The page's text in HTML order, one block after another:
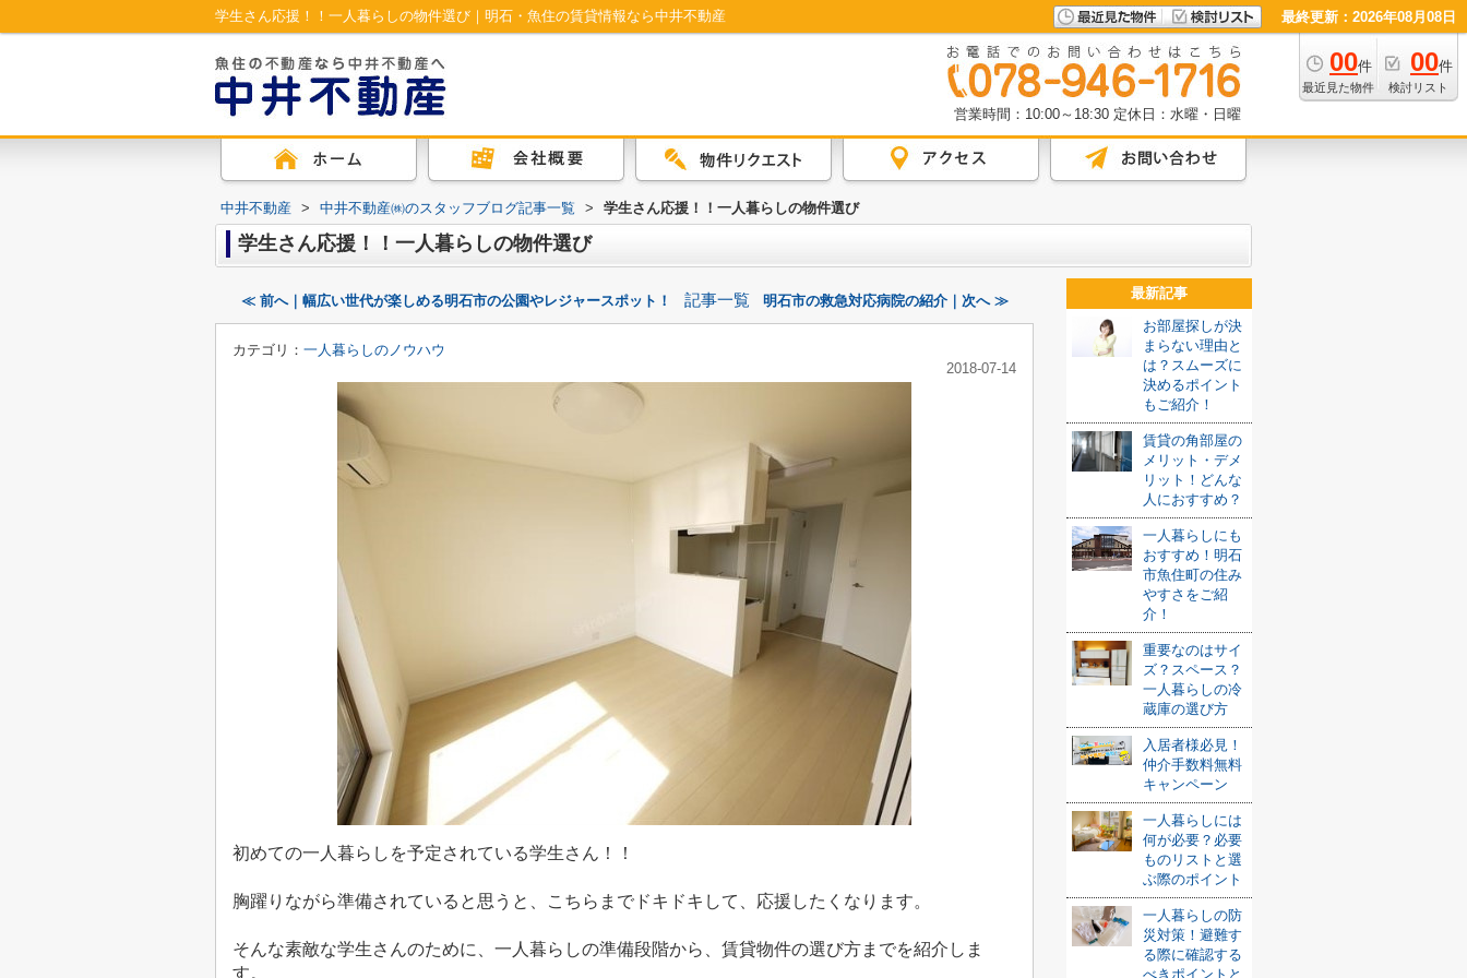
学生さん応援！！一人暮らしの物件選び｜明石・魚住の賃貸情報なら中井不動産 最終更新：2026年08月08日
00件
最近見た物件
00件
検討リスト
営業時間：10:00～18:30 定休日：水曜・日曜
中井不動産 > 中井不動産㈱のスタッフブログ記事一覧 > 学生さん応援！！一人暮らしの物件選び
学生さん応援！！一人暮らしの物件選び
≪ 前へ｜幅広い世代が楽しめる明石市の公園やレジャースポット！ 記事一覧 明石市の救急対応病院の紹介｜次へ ≫
カテゴリ： 一人暮らしのノウハウ
2018-07-14
初めての一人暮らしを予定されている学生さん！！
胸躍りながら準備されていると思うと、こちらまでドキドキして、応援したくなります。
そんな素敵な学生さんのために、一人暮らしの準備段階から、賃貸物件の選び方までを紹介しま
す。
最新記事
お部屋探しが決
まらない理由と
は？スムーズに
決めるポイント
もご紹介！
賃貸の角部屋の
メリット・デメ
リット！どんな
人におすすめ？
一人暮らしにも
おすすめ！明石
市魚住町の住み
やすさをご紹
介！
重要なのはサイ
ズ？スペース？
一人暮らしの冷
蔵庫の選び方
入居者様必見！
仲介手数料無料
キャンペーン
一人暮らしには
何が必要？必要
ものリストと選
ぶ際のポイント
一人暮らしの防
災対策！避難す
る際に確認する
べきポイントと